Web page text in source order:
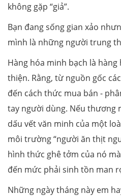
không gặp “giả”.
Bạn đang sống gian xảo
mình là những người trung
Hàng hóa minh bạch là
thiện. Rằng, từ nguồn gốc
đến cách thức mua bán -
tay người dùng. Nếu thương
dấu vết văn minh của một
môi trường “người ăn thịt
hình thức ghê tởm của nó
đến mức phải sinh tồn
Những ngày tháng này em